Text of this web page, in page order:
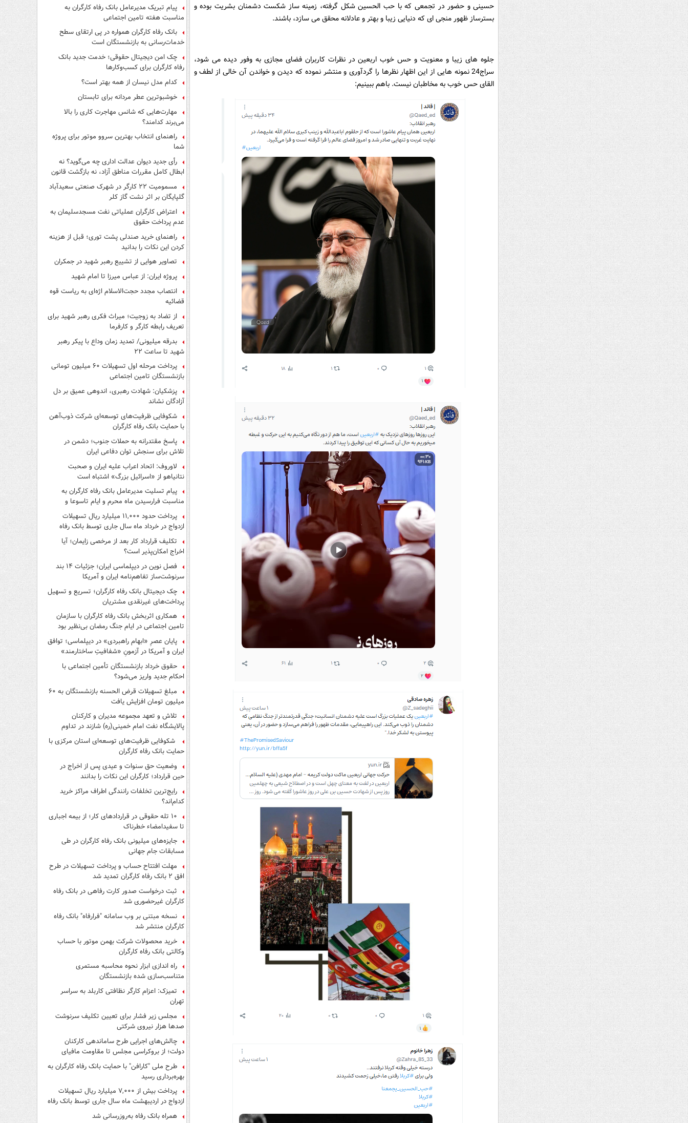
حسینی و حضور در تجمعی که با حب الحسین شکل گرفته، زمینه ساز شکست دشمنان بشریت بوده و
بسترساز ظهور منجی ای که دنیایی زیبا و بهتر و عادلانه محقق می سازد، باشند.
جلوه های زیبا و معنویت و حس خوب اربعین در نظرات کاربران فضای مجازی به وفور دیده می شود،
سراج24 نمونه هایی از این اظهار نظرها را گردآوری و منتشر نموده که دیدن و خواندن آن خالی از لطف و
القای حس خوب به مخاطبان نیست. باهم ببینیم:
پیام تبریک مدیرعامل بانک رفاه کارگران به
مناسبت هفته تامین اجتماعی
بانک رفاه کارگران همواره در پی ارتقای سطح
خدمات‌رسانی به بازنشستگان است
چک امن دیجیتال حقوقی؛ خدمت جدید بانک
رفاه کارگران برای کسب‌وکارها
کدام مدل نیسان از همه بهتر است؟
خوشبوترین عطر مردانه برای تابستان
مهارت‌هایی که شانس مهاجرت کاری را بالا
می‌برند کدامند؟
راهنمای انتخاب بهترین سروو موتور برای پروژه
شما
رأی جدید دیوان عدالت اداری چه می‌گوید؟ نه
ابطال کامل مقررات مناطق آزاد، نه بازگشت قانون
مسمومیت ۲۲ کارگر در شهرک صنعتی سعیدآباد
گلپایگان بر اثر نشت گاز کلر
اعتراض کارگران عملیاتی نفت مسجدسلیمان به
عدم پرداخت حقوق
راهنمای خرید صندلی پشت توری؛ قبل از هزینه
کردن این نکات را بدانید
تصاویر هوایی از تشییع رهبر شهید در جمکران
پروژه ایران: از عباس میرزا تا امام شهید
انتصاب مجدد حجت‌الاسلام اژه‌ای به ریاست قوه‌
قضائیه
از تضاد به زوجیت؛ میراث فکری رهبر شهید برای
تعریف رابطه کارگر و کارفرما
بدرقه میلیونی/ تمدید زمان وداع با پیکر رهبر
شهید تا ساعت ۲۲
پرداخت مرحله اول تسهیلات ۶۰ میلیون تومانی
بازنشستگان تامین اجتماعی
پزشکیان: شهادت رهبری، اندوهی عمیق بر دل
آزادگان نشاند
شکوفایی ظرفیت‌های توسعه‌ای شرکت ذوب‌آهن
با حمایت‌ بانک رفاه کارگران
پاسخ مقتدرانه به حملات جنوب؛ دشمن در
تلاش برای سنجش توان دفاعی ایران
لاوروف: اتحاد اعراب علیه ایران و صحبت
نتانیاهو از «اسرائیل بزرگ» اشتباه است
پیام تسلیت مدیرعامل بانک رفاه کارگران به
مناسبت فرارسیدن ماه محرم و ایام تاسوعا و
عاشورای حسینی
پرداخت حدود ۱۱,۰۰۰ میلیارد ریال تسهیلات
ازدواج در خرداد ماه سال جاری توسط بانک رفاه
کارگران
تکلیف قرارداد کار بعد از مرخصی زایمان؛ آیا
اخراج امکان‌پذیر است؟
فصل نوین در دیپلماسی ایران؛ جزئیات ۱۴ بند
سرنوشت‌ساز تفاهم‌نامه ایران و آمریکا
چک دیجیتال بانک رفاه کارگران؛ تسریع و تسهیل
پرداخت‌های غیرنقدی مشتریان
همکاری اثربخش بانک رفاه کارگران با سازمان
تامین اجتماعی در ایام جنگ رمضان بی‌نظیر بود
پایان عصرِ «ابهام راهبردی» در دیپلماسی؛ توافق
ایران و آمریکا در آزمونِ «شفافیتِ ساختارمند»
حقوق خرداد بازنشستگان تأمین اجتماعی با
احکام جدید واریز می‌شود؟
مبلغ تسهیلات قرض الحسنه بازنشستگان به ۶۰
میلیون تومان افزایش یافت
تلاش و تعهد مجموعه مدیران و کارکنان
پالایشگاه نفت امام خمینی(ره) شازند در تداوم
تولید در ایام جنگ رمضان، شایسته قدردانی است
شکوفایی ظرفیت‌های توسعه‌ای استان مرکزی با
حمایت بانک رفاه کارگران
وضعیت حق سنوات و عیدی پس از اخراج در
حین قرارداد؛ کارگران این نکات را بدانند
رایج‌ترین تخلفات رانندگی اطراف مراکز خرید
کدام‌اند؟
۱۰ تله حقوقی در قراردادهای کار؛ از بیمه اجباری
تا سفیدامضاء خطرناک
جایزه‌های میلیونی بانک رفاه کارگران در طی
مسابقات جام جهانی
مهلت افتتاح حساب و پرداخت تسهیلات در طرح
افق ۲ بانک رفاه کارگران تمدید شد
ثبت درخواست صدور کارت رفاهی در بانک رفاه
کارگران غیرحضوری شد
نسخه مبتنی بر وب سامانه "فرارفاه" بانک رفاه
کارگران منتشر شد
خرید محصولات شرکت بهمن موتور با حساب
وکالتی بانک رفاه کارگران
راه اندازی ابزار نحوه محاسبه مستمری
متناسب‌سازی شده بازنشستگان
تمیزک: اعزام کارگر نظافتی کاربلد به سراسر
تهران
مجلس زیر فشار برای تعیین تکلیف سرنوشت
صدها هزار نیروی شرکتی
چالش‌های اجرایی طرح ساماندهی کارکنان
دولت؛ از بروکراسی مجلس تا مقاومت مافیای
واسطه‌گری
طرح ملی "کارافن" با حمایت بانک رفاه کارگران به
بهره‌برداری رسید
پرداخت بیش از ۷,۰۰۰ میلیارد ریال تسهیلات
ازدواج در اردیبهشت ماه سال جاری توسط بانک رفاه
کارگران
همراه بانک رفاه به‌روزرسانی شد